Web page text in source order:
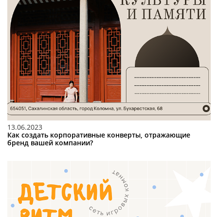
13.06.2023
Как создать корпоративные конверты, отражающие
бренд вашей компании?